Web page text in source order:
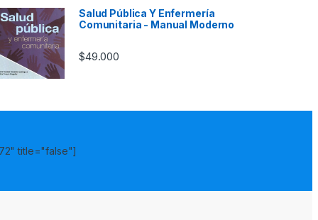
Salud Pública Y Enfermería
Comunitaria - Manual Moderno
$49.000
title="false"]